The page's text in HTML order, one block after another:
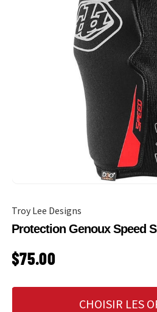
Troy Lee Designs
Protection Genoux Speed
PRIX HABITUEL
$75.00
CHOISIR LES